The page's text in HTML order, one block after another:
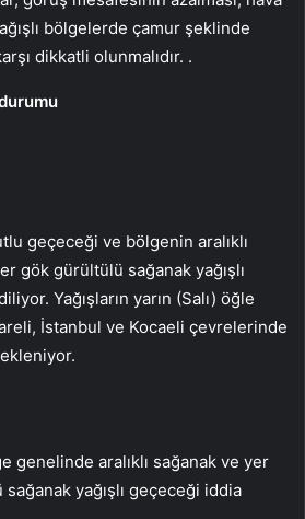
bölgelerde çamur şeklinde
dikkatli olunmalıdır. .
geçeceği ve bölgenin aralıklı
gök gürültülü sağanak yağışlı
Yağışların yarın (Salı) öğle
İstanbul ve Kocaeli çevrelerinde
genelinde aralıklı sağanak ve yer
yağışlı geçeceği iddia